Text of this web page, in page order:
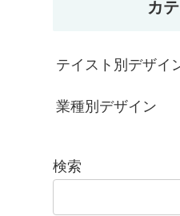
カ
テイスト別デザイ
業種別デザイン
検索